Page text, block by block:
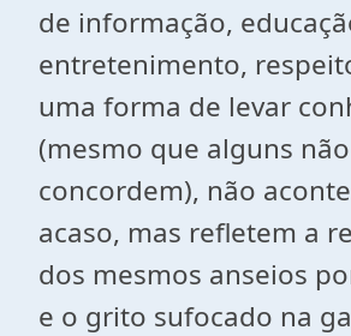
de informação,
entretenimento,
uma forma de levar
(mesmo que alguns não
concordem), não
acaso, mas refletem a
dos mesmos anseios
e o grito sufocado na